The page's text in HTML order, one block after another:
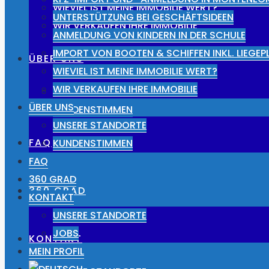
WIEVIEL IST MEINE IMMOBILIE WERT?
WIR VERKAUFEN IHRE IMMOBILIE
ÜBER UNS
UNSERE STANDORTE
KUNDENSTIMMEN
FAQ
360 GRAD
KONTAKT
UNTERSTÜTZUNG BEI GESCHÄFTSIDEEN
ANMELDUNG VON KINDERN IN DER SCHULE
IMPORT VON BOOTEN & SCHIFFEN INKL.
WIEVIEL IST MEINE IMMOBILIE WERT?
WIR VERKAUFEN IHRE IMMOBILIE
ÜBER UNS
UNSERE STANDORTE
KUNDENSTIMMEN
FAQ
360 GRAD
KONTAKT
UNSERE STANDORTE
JOBS
MEIN PROFIL